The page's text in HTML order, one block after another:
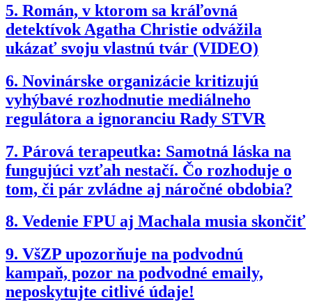
5. Román, v ktorom sa kráľovná
detektívok Agatha Christie odvážila
ukázať svoju vlastnú tvár (VIDEO)
6. Novinárske organizácie kritizujú
vyhýbavé rozhodnutie mediálneho
regulátora a ignoranciu Rady STVR
7. Párová terapeutka: Samotná láska na
fungujúci vzťah nestačí. Čo rozhoduje o
tom, či pár zvládne aj náročné obdobia?
8. Vedenie FPU aj Machala musia skončiť
9. VšZP upozorňuje na podvodnú
kampaň, pozor na podvodné emaily,
neposkytujte citlivé údaje!